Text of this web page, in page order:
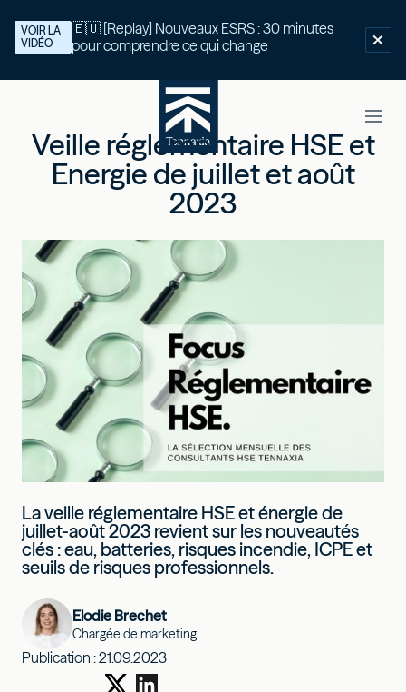
🇪🇺 [Replay] Nouveaux ESRS : 30 minutes
pour comprendre ce qui change
VOIR LA
VIDÉO
Veille réglementaire HSE et
Energie de juillet et août
2023
La veille réglementaire HSE et énergie de
juillet-août 2023 revient sur les nouveautés
clés : eau, batteries, risques incendie, ICPE et
seuils de risques professionnels.
Elodie Brechet
Chargée de marketing
Publication :21.09.2023